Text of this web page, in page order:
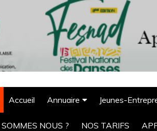
Accueil Annuaire
CPM Tchaoudjo
Jeunes-
NOUS ? NOS TARIFS